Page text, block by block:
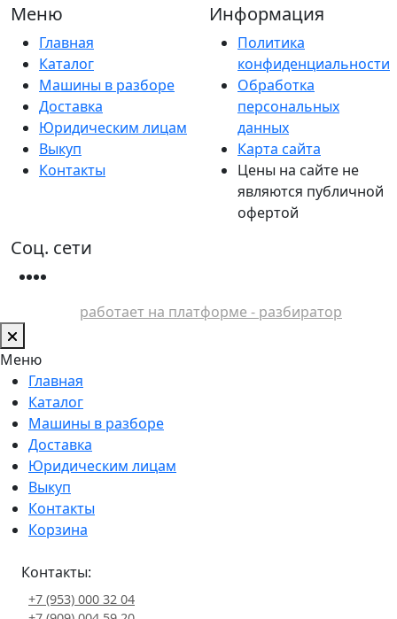
Меню
Главная
Каталог
Машины в разборе
Доставка
Юридическим лицам
Выкуп
Контакты
Информация
Политика
конфиденциальности
Обработка
персональных
данных
Карта сайта
Цены на сайте не
являются публичной
офертой
Соц. сети
работает на платформе - разбиратор
Меню
Главная
Каталог
Машины в разборе
Доставка
Юридическим лицам
Выкуп
Контакты
Корзина
Контакты:
+7 (953) 000 32 04